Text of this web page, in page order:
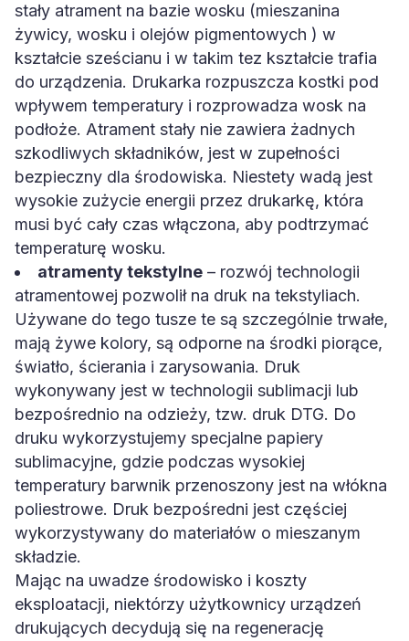
stały atrament na bazie wosku (mieszanina
żywicy, wosku i olejów pigmentowych ) w
kształcie sześcianu i w takim tez kształcie trafia
do urządzenia. Drukarka rozpuszcza kostki pod
wpływem temperatury i rozprowadza wosk na
podłoże. Atrament stały nie zawiera żadnych
szkodliwych składników, jest w zupełności
bezpieczny dla środowiska. Niestety wadą jest
wysokie zużycie energii przez drukarkę, która
musi być cały czas włączona, aby podtrzymać
temperaturę wosku.
atramenty tekstylne – rozwój technologii
atramentowej pozwolił na druk na tekstyliach.
Używane do tego tusze te są szczególnie trwałe,
mają żywe kolory, są odporne na środki piorące,
światło, ścierania i zarysowania. Druk
wykonywany jest w technologii sublimacji lub
bezpośrednio na odzieży, tzw. druk DTG. Do
druku wykorzystujemy specjalne papiery
sublimacyjne, gdzie podczas wysokiej
temperatury barwnik przenoszony jest na włókna
poliestrowe. Druk bezpośredni jest częściej
wykorzystywany do materiałów o mieszanym
składzie.
Mając na uwadze środowisko i koszty
eksploatacji, niektórzy użytkownicy urządzeń
drukujących decydują się na regenerację